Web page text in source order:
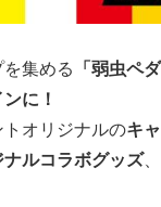
集める
「弱虫ペ
に！
オリジナルのキャ
ルコラボグッズ、